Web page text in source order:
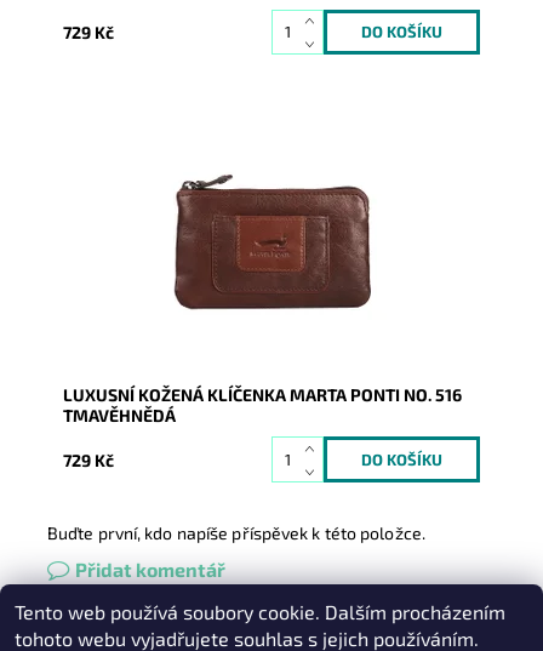
729 Kč
se uzavírá na zip, vnitřní část je opatřena dvěma...
Skladem
20361
Marta Ponti
2 roky
LUXUSNÍ KOŽENÁ KLÍČENKA MARTA PONTI NO. 516
TMAVĚHNĚDÁ
729 Kč
Buďte první, kdo napíše příspěvek k této položce.
Přidat komentář
Heureka.cz | Zboží.cz Oázakabelek
Tento web používá soubory cookie. Dalším procházením
tohoto webu vyjadřujete souhlas s jejich používáním.